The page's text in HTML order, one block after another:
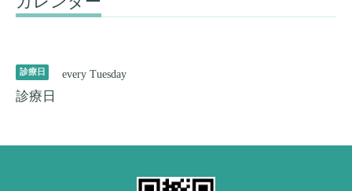
診療日 every Tuesday
診療日